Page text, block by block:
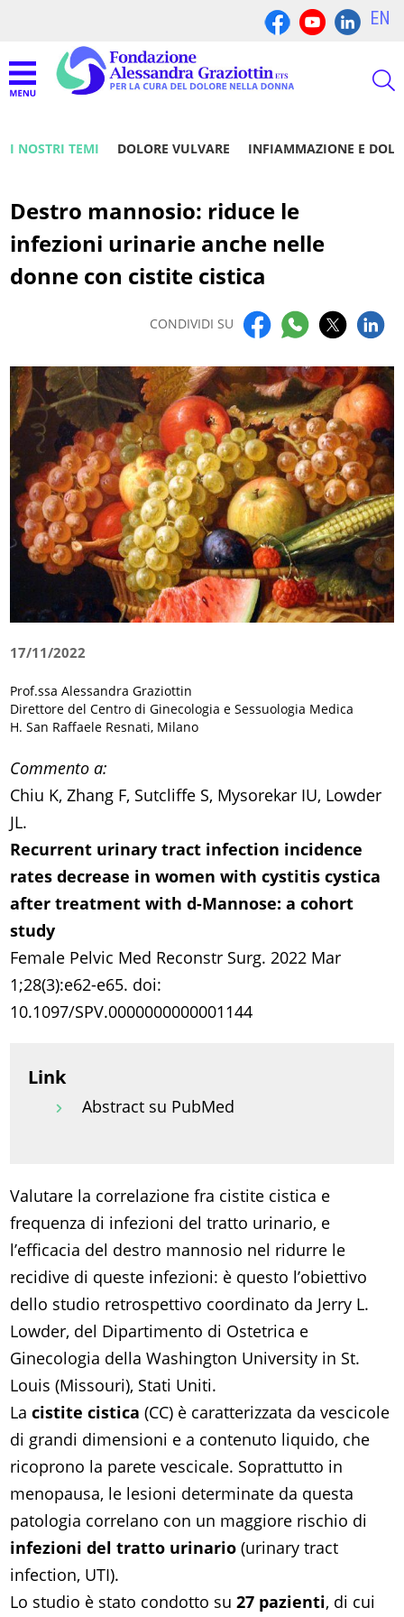
EN
I NOSTRI TEMI DOLORE VULVARE INFIAMMAZIONE E
Destro mannosio: riduce le
infezioni urinarie anche nelle
donne con cistite cistica
CONDIVIDI SU
17/11/2022
Prof.ssa Alessandra Graziottin
Direttore del Centro di Ginecologia e Sessuologia Medica
H. San Raffaele Resnati, Milano
Commento a:
Chiu K, Zhang F, Sutcliffe S, Mysorekar IU, Lowder
JL.
Recurrent urinary tract infection incidence
rates decrease in women with cystitis cystica
after treatment with d-Mannose: a cohort
study
Female Pelvic Med Reconstr Surg. 2022 Mar
1;28(3):e62-e65. doi:
10.1097/SPV.0000000000001144
Link
Abstract su PubMed
Valutare la correlazione fra cistite cistica e
frequenza di infezioni del tratto urinario, e
l’efficacia del destro mannosio nel ridurre le
recidive di queste infezioni: è questo l’obiettivo
dello studio retrospettivo coordinato da Jerry L.
Lowder, del Dipartimento di Ostetrica e
Ginecologia della Washington University in St.
Louis (Missouri), Stati Uniti.
Lacistite cistica (CC) è caratterizzata da vescicole
di grandi dimensioni e a contenuto liquido, che
ricoprono la parete vescicale. Soprattutto in
menopausa, le lesioni determinate da questa
patologia correlano con un maggiore rischio di
infezioni del tratto urinario (urinary tract
infection, UTI).
Lo studio è stato condotto su27 pazienti, di cui